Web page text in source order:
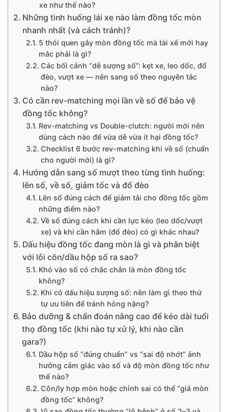
xe như thế nào?
Những tình huống lái xe nào làm đồng tốc mòn
nhanh nhất (và cách tránh)?
5 thói quen gây mòn đồng tốc mà tài xế mới hay
mắc phải là gì?
Các bối cảnh “dễ sượng số”: kẹt xe, leo dốc, đổ
đèo, vượt xe — nên sang số theo nguyên tắc
nào?
Có cần rev-matching mọi lần về số để bảo vệ
đồng tốc không?
Rev-matching vs Double-clutch: người mới nên
dùng cách nào để vừa dễ vừa ít hại đồng tốc?
Checklist 6 bước rev-matching khi về số (chuẩn
cho người mới) là gì?
Hướng dẫn sang số mượt theo từng tình huống:
lên số, về số, giảm tốc và đổ đèo
Lên số đúng cách để giảm tải cho đồng tốc gồm
những điểm nào?
Về số đúng cách khi cần lực kéo (leo dốc/vượt
xe) và khi cần hãm (đổ đèo) có gì khác nhau?
Dấu hiệu đồng tốc đang mòn là gì và phân biệt
với lỗi côn/dầu hộp số ra sao?
Khó vào số có chắc chắn là mòn đồng tốc
không?
Khi có dấu hiệu sượng số: nên làm gì theo thứ
tự ưu tiên để tránh hỏng nặng?
Bảo dưỡng & chẩn đoán nâng cao để kéo dài tuổi
thọ đồng tốc (khi nào tự xử lý, khi nào cần
gara?)
Dầu hộp số “đúng chuẩn” vs “sai độ nhớt” ảnh
hưởng cảm giác vào số và độ mòn đồng tốc như
thế nào?
Côn/ly hợp mòn hoặc chỉnh sai có thể “giả mòn
đồng tốc” không?